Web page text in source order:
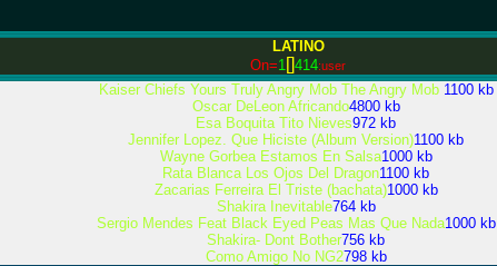
LATINO
On=1[]414:user
Kaiser Chiefs Yours Truly Angry Mob The Angry Mob1100 kb
Oscar DeLeon Africando4800 kb
Esa Boquita Tito Nieves972 kb
Jennifer Lopez. Que Hiciste (Album Version)1100 kb
Wayne Gorbea Estamos En Salsa1000 kb
Rata Blanca Los Ojos Del Dragon1100 kb
Zacarias Ferreira El Triste (bachata)1000 kb
Shakira Inevitable764 kb
Sergio Mendes Feat Black Eyed Peas Mas Que Nada1000 kb
Shakira- Dont Bother756 kb
Como Amigo No NG2798 kb